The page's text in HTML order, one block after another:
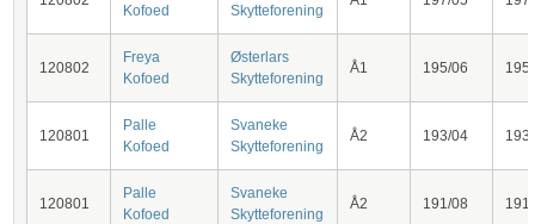
Kofoed
Skytteforening
120802
Freya
Kofoed
Østerlars
Skytteforening
Å1 195/06 195
120801
Palle
Kofoed
Svaneke
Skytteforening
Å2 193/04 193
120801
Palle
Kofoed
Svaneke
Skytteforening
Å2 191/08 191